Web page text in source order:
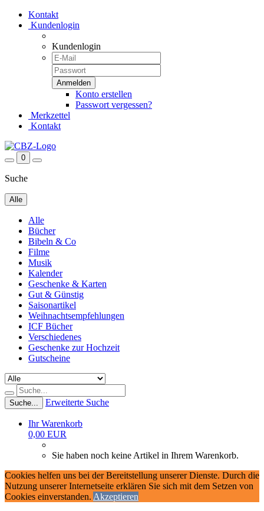
Kontakt
Kundenlogin
Kundenlogin
Konto erstellen
Passwort vergessen?
Merkzettel
Kontakt
0
Suche
Alle
Alle
Bücher
Bibeln & Co
Filme
Musik
Kalender
Geschenke & Karten
Gut & Günstig
Saisonartikel
Weihnachtsempfehlungen
ICF Bücher
Verschiedenes
Geschenke zur Hochzeit
Gutscheine
Suche... Erweiterte Suche
Ihr Warenkorb
0,00 EUR
Sie haben noch keine Artikel in Ihrem Warenkorb.
Cookies helfen uns bei der Bereitstellung unserer Dienste. Durch die
Nutzung unserer Internetseite erklären Sie sich mit dem Setzen von
Cookies einverstanden. Akzeptieren